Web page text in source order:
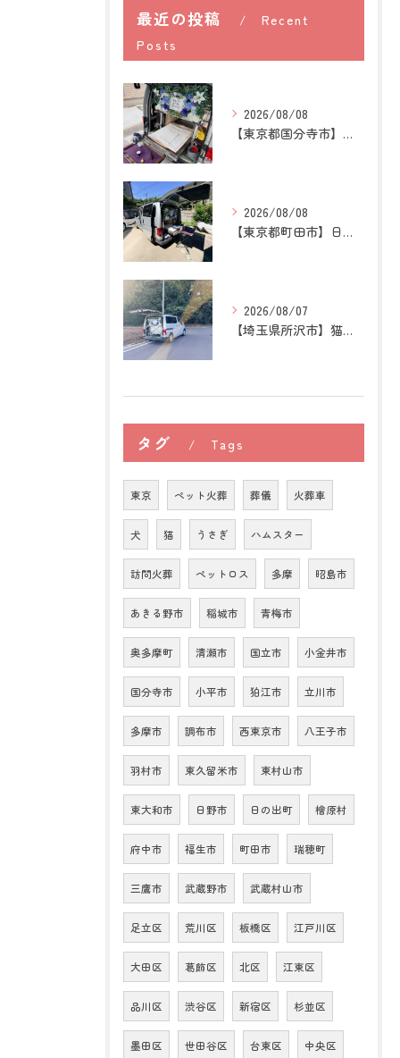
最近の投稿
Recent
Posts
2026/08/08
【東京都国分寺市】うさぎの訪問ペット火葬｜牧草を替える時間が...
2026/08/08
【東京都町田市】日本スピッツの訪問ペット火葬｜愛犬との穏やか...
2026/08/07
【埼玉県所沢市】猫の訪問ペット火葬｜お気に入りの場所に姿がな...
タグ Tags
東京 ペット火葬 葬儀 火葬車
犬 猫 うさぎ ハムスター
訪問火葬 ペットロス 多摩 昭島市
あきる野市 稲城市 青梅市
奥多摩町 清瀬市 国立市 小金井市
国分寺市 小平市 狛江市 立川市
多摩市 調布市 西東京市 八王子市
羽村市 東久留米市 東村山市
東大和市 日野市 日の出町 檜原村
府中市 福生市 町田市 瑞穂町
三鷹市 武蔵野市 武蔵村山市
足立区 荒川区 板橋区 江戸川区
大田区 葛飾区 北区 江東区
品川区 渋谷区 新宿区 杉並区
墨田区 世田谷区 台東区 中央区